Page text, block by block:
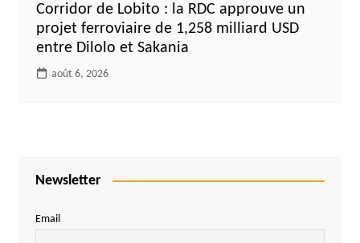
Corridor de Lobito : la RDC approuve un
projet ferroviaire de 1,258 milliard USD
entre Dilolo et Sakania
août 6, 2026
Newsletter
Email